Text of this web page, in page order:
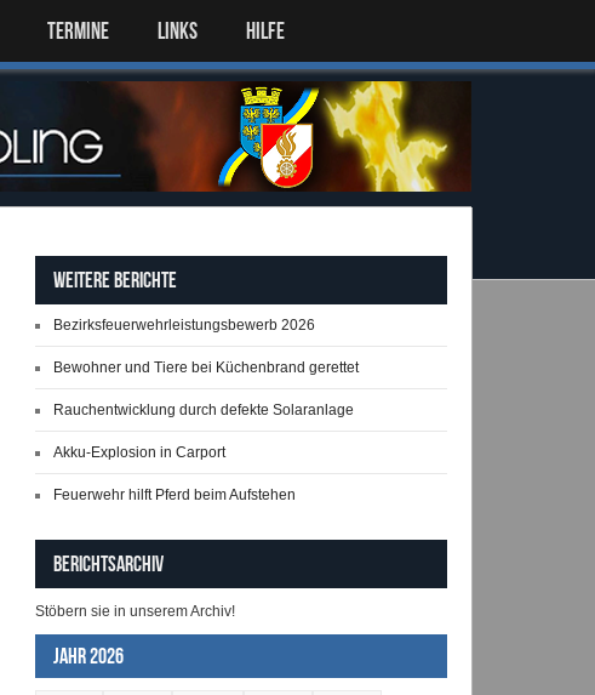
TERMINE LINKS HILFE
Weitere Berichte
Bezirksfeuerwehrleistungsbewerb 2026
Bewohner und Tiere bei Küchenbrand gerettet
Rauchentwicklung durch defekte Solaranlage
Akku-Explosion in Carport
Feuerwehr hilft Pferd beim Aufstehen
Berichtsarchiv
Stöbern sie in unserem Archiv!
Jahr 2026